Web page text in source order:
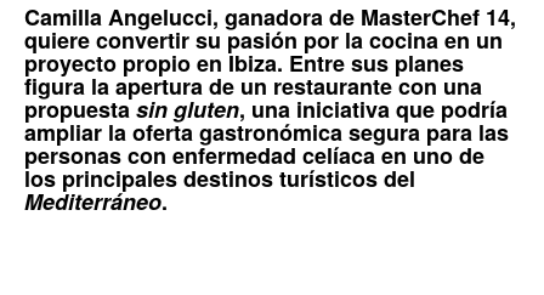
Camilla Angelucci, ganadora de MasterChef 14,
quiere convertir su pasión por la cocina en un
proyecto propio en Ibiza. Entre sus planes
figura la apertura de un restaurante con una
propuestasin gluten, una iniciativa que podría
ampliar la oferta gastronómica segura para las
personas con enfermedad celíaca en uno de
los principales destinos turísticos del
Mediterráneo.